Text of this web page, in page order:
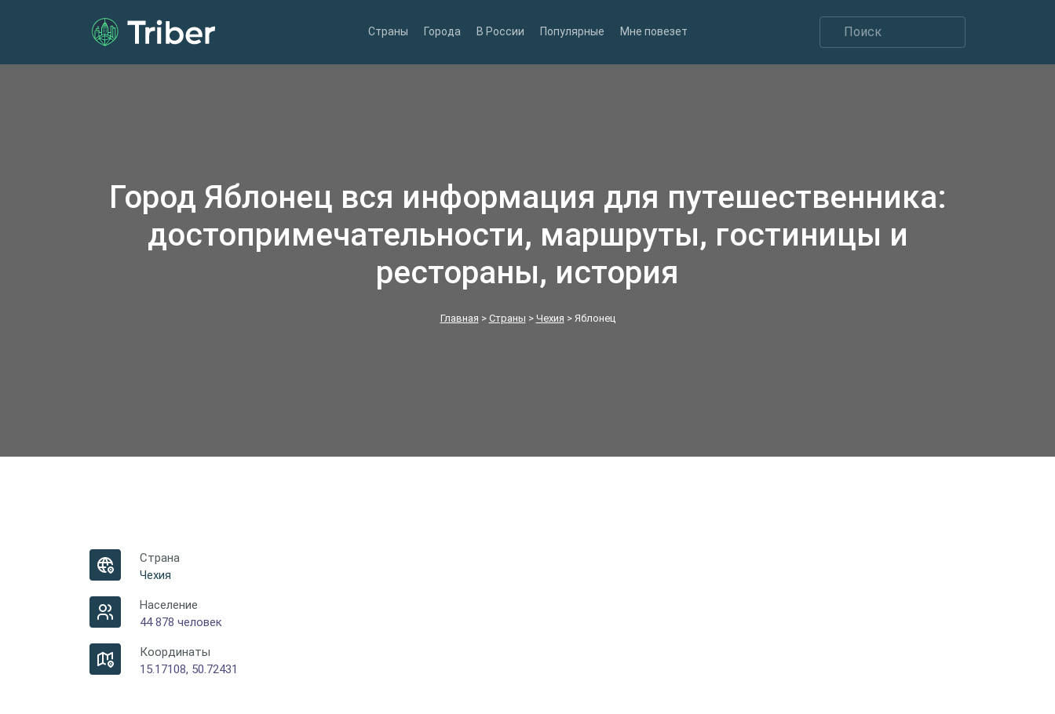
Страны Города В России Популярные Мне повезет
Город Яблонец вся информация для путешественника:
достопримечательности, маршруты, гостиницы и
рестораны, история
Главная > Страны > Чехия > Яблонец
Страна
Чехия
Население
44 878 человек
Координаты
15.17108, 50.72431